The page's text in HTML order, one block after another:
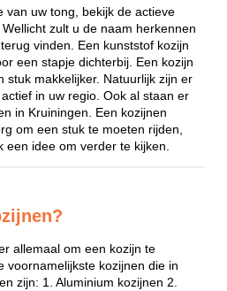
van uw tong, bekijk de actieve
zult u de naam herkennen
vinden. Een kunststof kozijn
een stapje dichterbij. Een kozijn
stuk makkelijker. Natuurlijk zijn er
in uw regio. Ook al staan er
in Kruiningen. Een kozijnen
om een stuk te moeten rijden,
idee om verder te kijken.
allemaal om een kozijn te
voornamelijkste kozijnen die in
zijn: 1. Aluminium kozijnen 2.